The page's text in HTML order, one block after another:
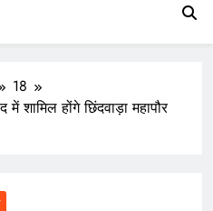
18
शामिल होंगे छिंदवाड़ा महापौर